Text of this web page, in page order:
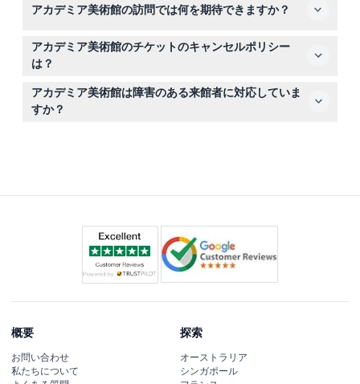
すべての来館者は金属探知機の検査を受けます。フラッシ
す。
アカデミア美術館の訪問では何を期待できますか？
ミケランジェロのダビデ像やその他のルネサンスの傑作を
見ることができます。いったん館外に出ると再入場はでき
ないこと、盲導犬以外の動物は入場できないことにご注意
ください。
アカデミア美術館のチケットのキャンセルポリシー
は？
チケットは返金不可かつキャンセルできませんので、予約
前に日付をよくご確認ください。
アカデミア美術館は障害のある来館者に対応していま
すか？
概要
お問い合わせ
私たちについて
探索
オーストラリア
シンガポール